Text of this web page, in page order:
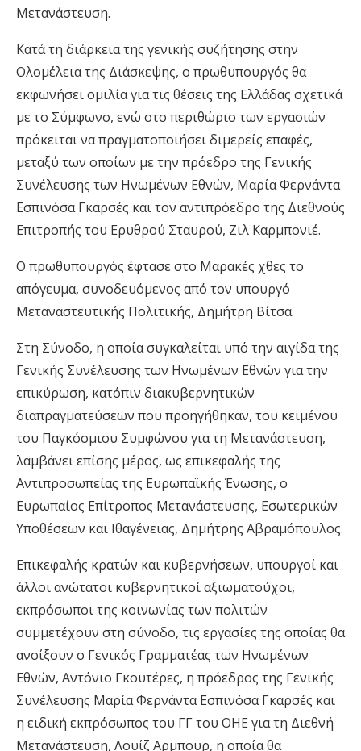
Μετανάστευση.
Κατά τη διάρκεια της γενικής συζήτησης στην
Ολομέλεια της Διάσκεψης, ο πρωθυπουργός θα
εκφωνήσει ομιλία για τις θέσεις της Ελλάδας σχετικά
με το Σύμφωνο, ενώ στο περιθώριο των εργασιών
πρόκειται να πραγματοποιήσει διμερείς επαφές,
μεταξύ των οποίων με την πρόεδρο της Γενικής
Συνέλευσης των Ηνωμένων Εθνών, Μαρία Φερνάντα
Εσπινόσα Γκαρσές και τον αντιπρόεδρο της Διεθνούς
Επιτροπής του Ερυθρού Σταυρού, Ζιλ Καρμπονιέ.
Ο πρωθυπουργός έφτασε στο Μαρακές χθες το
απόγευμα, συνοδευόμενος από τον υπουργό
Μεταναστευτικής Πολιτικής, Δημήτρη Βίτσα.
Στη Σύνοδο, η οποία συγκαλείται υπό την αιγίδα της
Γενικής Συνέλευσης των Ηνωμένων Εθνών για την
επικύρωση, κατόπιν διακυβερνητικών
διαπραγματεύσεων που προηγήθηκαν, του κειμένου
του Παγκόσμιου Συμφώνου για τη Μετανάστευση,
λαμβάνει επίσης μέρος, ως επικεφαλής της
Αντιπροσωπείας της Ευρωπαϊκής Ένωσης, ο
Ευρωπαίος Επίτροπος Μετανάστευσης, Εσωτερικών
Υποθέσεων και Ιθαγένειας, Δημήτρης Αβραμόπουλος.
Επικεφαλής κρατών και κυβερνήσεων, υπουργοί και
άλλοι ανώτατοι κυβερνητικοί αξιωματούχοι,
εκπρόσωποι της κοινωνίας των πολιτών
συμμετέχουν στη σύνοδο, τις εργασίες της οποίας θα
ανοίξουν ο Γενικός Γραμματέας των Ηνωμένων
Εθνών, Αντόνιο Γκουτέρες, η πρόεδρος της Γενικής
Συνέλευσης Μαρία Φερνάντα Εσπινόσα Γκαρσές και
η ειδική εκπρόσωπος του ΓΓ του ΟΗΕ για τη Διεθνή
Μετανάστευση, Λουίζ Αρμπουρ, η οποία θα